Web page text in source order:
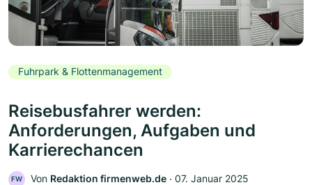
Fuhrpark & Flottenmanagement
Reisebusfahrer werden:
Anforderungen, Aufgaben und
Karrierechancen
FW Von Redaktion firmenweb.de ‧ 07. Januar 2025